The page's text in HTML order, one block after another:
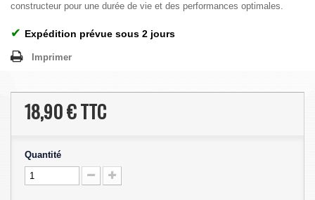
constructeur pour une durée de vie et des performances optimales.
✔ Expédition prévue sous 2 jours
Imprimer
18,90 €TTC
Quantité